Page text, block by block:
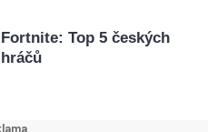
Fortnite: Top 5 českých
hráčů